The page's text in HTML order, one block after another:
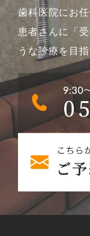
歯科医院にお任
患者さんに「
うな診療を目